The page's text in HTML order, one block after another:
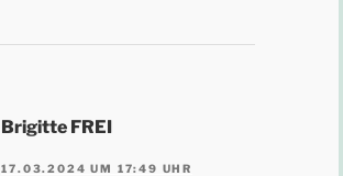
Brigitte FREI
17.03.2024 UM 17:49 UHR